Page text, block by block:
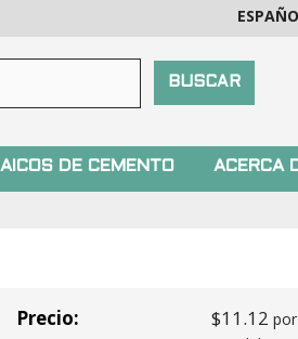
DE CEMENTO ACERCA
Precio: $11.12